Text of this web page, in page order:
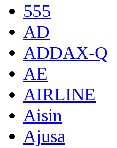
555
AD
ADDAX-Q
AE
AIRLINE
Aisin
Ajusa